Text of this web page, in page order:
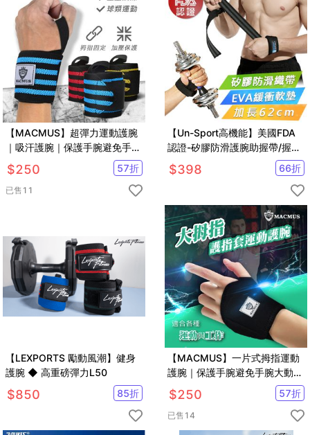
【MACMUS】超彈力運動護腕
｜吸汗護腕｜保護手腕避免手腕
大動作活動｜隨時可清洗
$250 57折
已售 11
【Un-Sport高機能】美國FDA
認證-矽膠防滑護腕助握帶/握力
帶/舉重腕帶
$398 66折
【LEXPORTS 勵動風潮】健身
護腕 ◆ 高重磅彈力L50
$850 85折
【MACMUS】一片式拇指運動
護腕｜保護手腕避免手腕大動作
活動｜隨時可清洗
$250 57折
已售 14